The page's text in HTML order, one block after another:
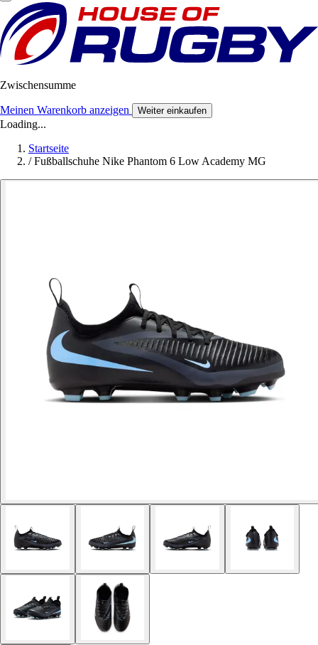
Zwischensumme
Meinen Warenkorb anzeigen Weiter einkaufen
Loading...
Startseite
/ Fußballschuhe Nike Phantom 6 Low Academy MG